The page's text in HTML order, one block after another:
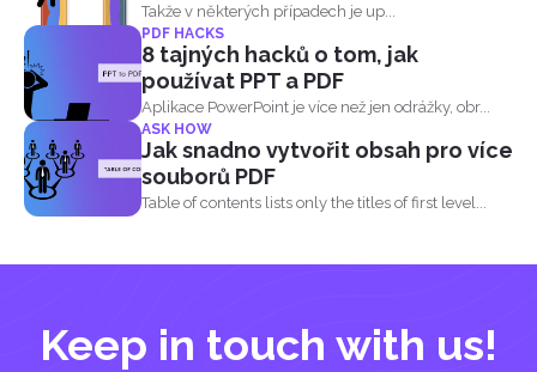
Takže v některých případech je up...
PDF HACKS
8 tajných hacků o tom, jak
používat PPT a PDF
Aplikace PowerPoint je více než jen odrážky, obr...
ASK HOW
Jak snadno vytvořit obsah pro více
souborů PDF
Table of contents lists only the titles of first level...
Keep in touch with us!